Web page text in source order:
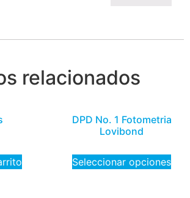
relacionados
DPD No. 1 Fotometria
Lovibond
Seleccionar opciones